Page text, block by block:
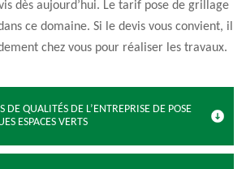
dès aujourd’hui. Le tarif pose de grillage
ce domaine. Si le devis vous convient, il
chez vous pour réaliser les travaux.
DE QUALITÉS DE L’ENTREPRISE DE POSE
ESPACES VERTS